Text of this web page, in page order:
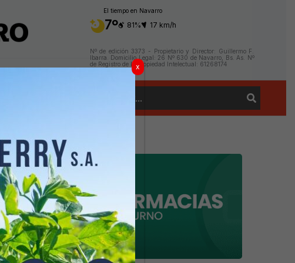
El tiempo en Navarro
7º 81% 17 km/h
Nº de edición 3373 - Propietario y Director: Guillermo F.
Ibarra. Domicilio Legal: 26 Nº 630 de Navarro, Bs. As. Nº
de Registro de la Propiedad Intelectual: 61268174
x